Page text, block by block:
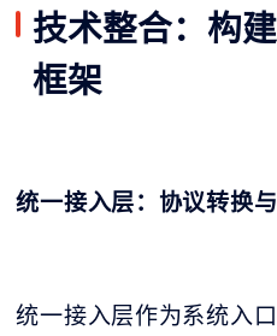
技术整合：构
框架
统一接入层：协议转换
统一接入层作为系统入